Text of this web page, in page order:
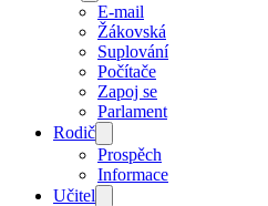
E-mail
Žákovská
Suplování
Počítače
Zapoj se
Parlament
Rodič
Prospěch
Informace
Učitel